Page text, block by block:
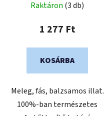
Raktáron (3 db)
1 277 Ft
KOSÁRBA
Meleg, fás, balzsamos illat.
100%-ban természetes